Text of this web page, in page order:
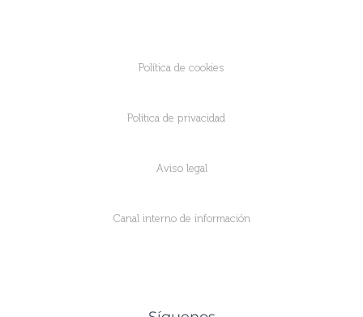
Política de cookies
Política de privacidad
Aviso legal
Canal interno de información